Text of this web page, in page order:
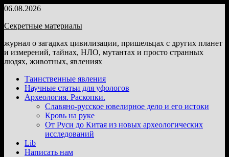
Перейти
содержимому
06.08.2026
Секретные материалы
журнал о загадках цивилизации, пришельцах с других планет
и измерений, тайнах, НЛО, мутантах и просто странных
людях, животных, явлениях
Таинственные явления
Научные статьи для уфологов
Археология. Раскопки.
Славяно-русское ювелирное дело и его истоки
Кровь на руке
От Руси до Китая из новых археологических
исследований
Lib
Написать нам